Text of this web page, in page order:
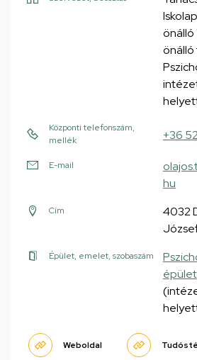
önálló
Központi telefonszám,
mellék
+36
E-mail
hu
Cím
4032
Épület, emelet, szobaszám
épület
Weboldal